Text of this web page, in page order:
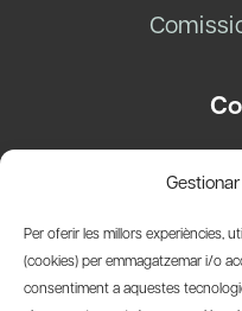
Per oferir les millors experiències,
(cookies) per emmagatzemar i/o
consentiment a aquestes